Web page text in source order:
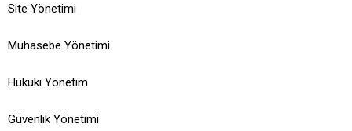
Site Yönetimi
Muhasebe Yönetimi
Hukuki Yönetim
Güvenlik Yönetimi